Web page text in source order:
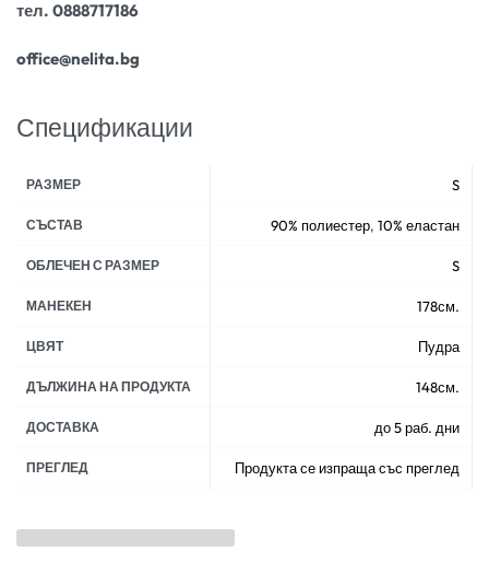
тел. 0888717186
office@nelita.bg
Спецификации
РАЗМЕР S
СЪСТАВ 90% полиестер, 10% еластан
ОБЛЕЧЕН С РАЗМЕР S
МАНЕКЕН 178см.
ЦВЯТ Пудра
ДЪЛЖИНА НА ПРОДУКТА 148см.
ДОСТАВКА до 5 раб. дни
ПРЕГЛЕД Продукта се изпраща със преглед